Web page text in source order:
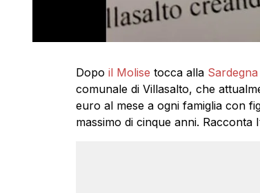
Dopo il Molise tocca alla Sardegna
comunale di Villasalto, che
euro al mese a ogni famiglia con
massimo di cinque anni. Racconta